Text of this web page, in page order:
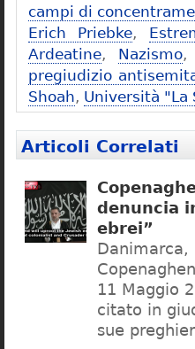
campi di
Erich Priebke,
Ardeatine, Nazismo,
pregiudizio
Shoah, Università "La
Articoli Correlati
denuncia
ebrei”
11 Maggio
citato in
sue